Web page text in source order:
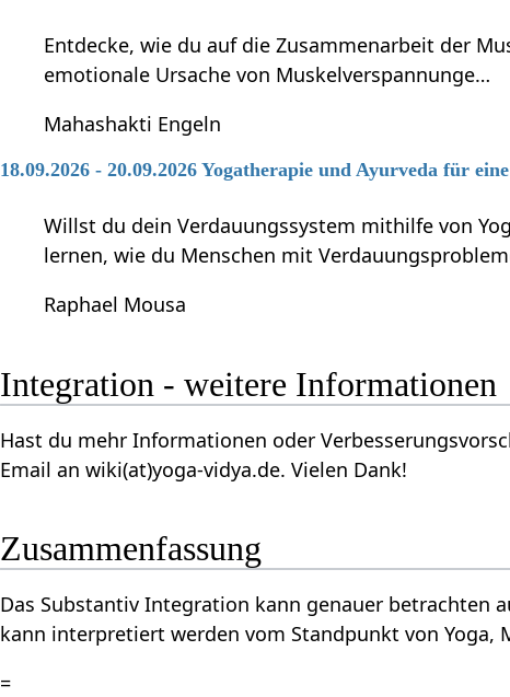
Entdecke, wie du auf die Zusammenarbeit der
emotionale Ursache von Muskelverspannunge…
Mahashakti Engeln
18.09.2026 - 20.09.2026 Yogatherapie und Ayurveda für
Willst du dein Verdauungssystem mithilfe von
lernen, wie du Menschen mit
Raphael Mousa
Integration‏‎ - weitere Informationen
Hast du mehr Informationen oder Verbesserungsvorschläge zum
Email an wiki(at)yoga-vidya.de. Vielen Dank!
Zusammenfassung
Das Substantiv Integration‏‎ kann genauer betrachten aus dem Blickwinkel von Geschichte, Persönlichkeiten, Politik und
kann interpretiert werden vom Standpunkt von
=